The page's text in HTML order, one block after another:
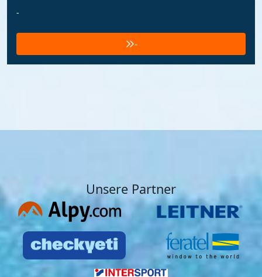
-
-
Unsere Partner